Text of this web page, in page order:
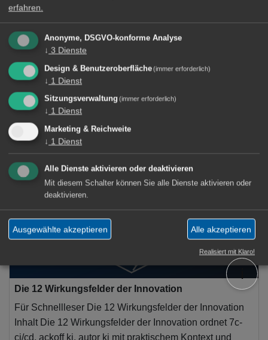
Reisen
3 Artikel
Die 12 Wirkungsfelder der Innovation
Für Schnellleser Die 12 Wirkungsfelder der Innovation
Inhalt Die 12 Wirkungsfelder der Innovation ordnet 7c-
ci/cd, ackoff ki, autor ki mit praktischem Kontext und
erfahren.
Anonyme, DSGVO-konforme Analyse
↓ 3 Dienste
Design & Benutzeroberfläche(immer erforderlich)
↓ 1 Dienst
Sitzungsverwaltung (immer erforderlich)
↓ 1 Dienst
Marketing & Reichweite
↓ 1 Dienst
Alle Dienste aktivieren oder deaktivieren
Mit diesem Schalter können Sie alle Dienste aktivieren oder
deaktivieren.
Ausgewählte akzeptieren Alle akzeptieren
Realisiert mit Klaro!